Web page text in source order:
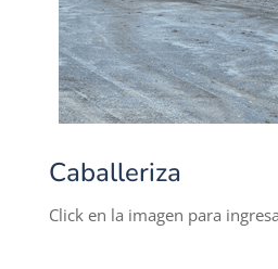
Caballeriza
Click en la imagen para